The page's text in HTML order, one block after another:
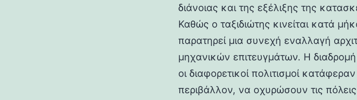
διάνοιας και της εξέλιξης της
Καθώς ο ταξιδιώτης κινείται κατά
παρατηρεί μια συνεχή εναλλαγή
μηχανικών επιτευγμάτων. Η
οι διαφορετικοί πολιτισμοί
περιβάλλον, να οχυρώσουν τις